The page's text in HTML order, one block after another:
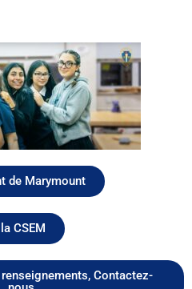
de Marymount
CSEM
Contactez-